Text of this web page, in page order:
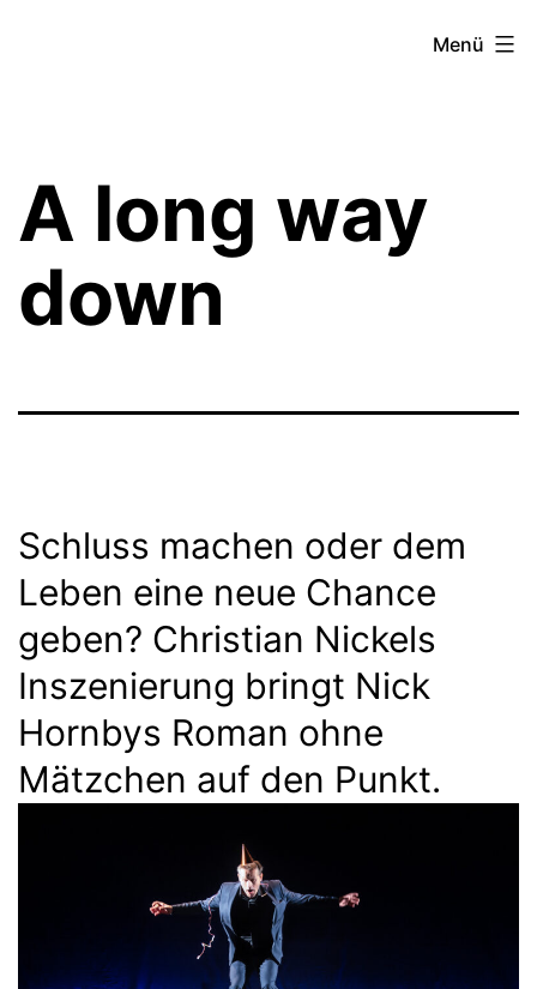
Menü
A long way
down
Schluss machen oder dem
Leben eine neue Chance
geben? Christian Nickels
Inszenierung bringt Nick
Hornbys Roman ohne
Mätzchen auf den Punkt.